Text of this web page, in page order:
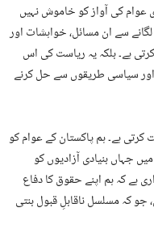
عوام کی آواز کو خاموش نہیں
سے ان مسائل، خواہشات اور
ہے۔ بلکہ یہ ریاست کی اس
سیاسی طریقوں سے حل کرنے
ہے۔ ہم پاکستان کے عوام کو
جہاں بنیادی آزادیوں کو
ہے کہ ہم اپنے حقوق کا دفاع
جو کہ مسلسل ناقابلِ قبول بنتی